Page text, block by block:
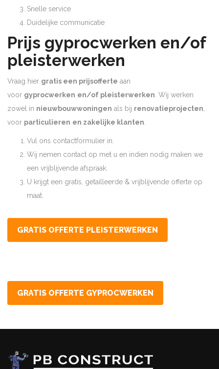
Snelle service
Duidelijke communicatie
Prijs gyprocwerken en/of
pleisterwerken
Vraag hier gratis een prijsofferte aan
voor gyprocwerken en/of pleisterwerken. Wij werken
zowel in nieuwbouwwoningen als bij renovatieprojecten,
voor particulieren en zakelijke klanten.
Vul ons contactformulier in.
Wij nemen contact op met u en indien nodig maken we
een vrijblijvende afspraak.
U krijgt een gratis, getailleerde & vrijblijvende offerte op
maat.
GRATIS OFFERTE PLEISTERWERKEN
GRATIS OFFERTE GYPROCWERKEN